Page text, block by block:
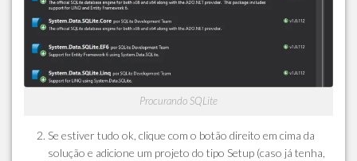
Procurando SQLite
Se estiver tudo ok, clique com o botão direito em cima da
solução e adicione um projeto do tipo Setup (caso já tenha,